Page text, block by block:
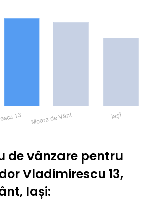
de vânzare pentru
Vladimirescu 13,
Iași: